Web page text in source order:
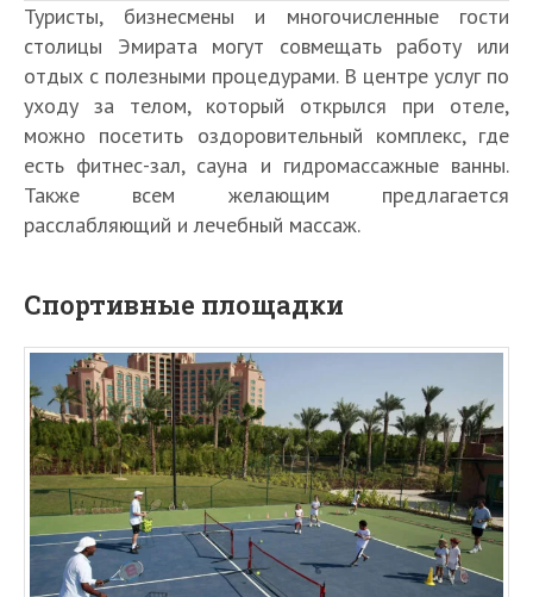
Туристы, бизнесмены и многочисленные гости
столицы Эмирата могут совмещать работу или
отдых с полезными процедурами. В центре услуг по
уходу за телом, который открылся при отеле,
можно посетить оздоровительный комплекс, где
есть фитнес-зал, сауна и гидромассажные ванны.
Также всем желающим предлагается
расслабляющий и лечебный массаж.
Спортивные площадки